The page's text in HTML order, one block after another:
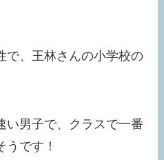
で、王林さんの小学校の
い男子で、クラスで一番
うです！